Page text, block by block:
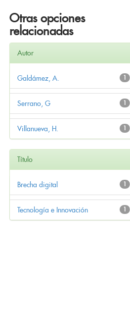
Otras opciones
relacionadas
Autor
1
Galdámez, A.
1
Serrano, G
1
Villanueva, H.
Título
1
Brecha digital
1
Tecnología e Innovación